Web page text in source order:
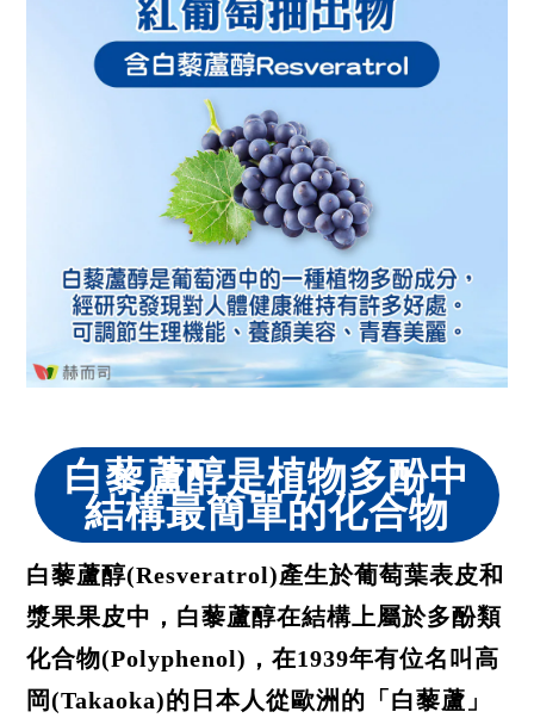
白藜蘆醇是植物多酚中
結構最簡單的化合物
白藜蘆醇(Resveratrol)產生於葡萄葉表皮和
漿果果皮中，白藜蘆醇在結構上屬於多酚類
化合物(Polyphenol)，在1939年有位名叫高
岡(Takaoka)的日本人從歐洲的「白藜蘆」